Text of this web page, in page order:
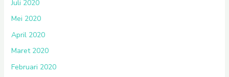
Juli 2020
Mei 2020
April 2020
Maret 2020
Februari 2020